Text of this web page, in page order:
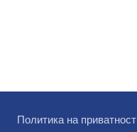
Политика на приватност